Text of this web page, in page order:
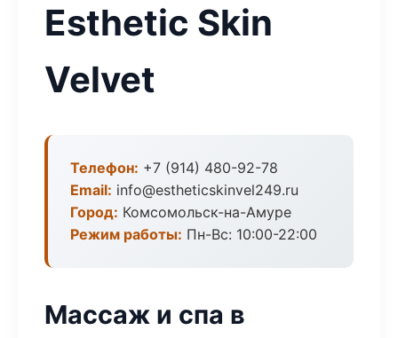
Esthetic Skin
Velvet
Телефон: +7 (914) 480-92-78
Email: info@estheticskinvel249.ru
Город: Комсомольск-на-Амуре
Режим работы: Пн-Вс: 10:00-22:00
Массаж и спа в